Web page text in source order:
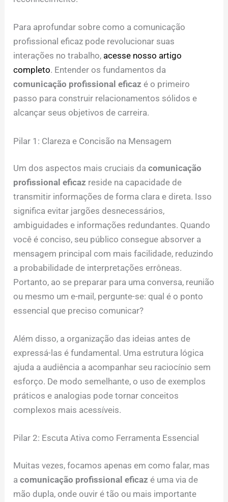
Para aprofundar sobre como a comunicação
profissional eficaz pode revolucionar suas
interações no trabalho, acesse nosso artigo
completo. Entender os fundamentos da
comunicação profissional eficaz é o primeiro
passo para construir relacionamentos sólidos e
alcançar seus objetivos de carreira.
Pilar 1: Clareza e Concisão na Mensagem
Um dos aspectos mais cruciais dacomunicação
profissional eficaz reside na capacidade de
transmitir informações de forma clara e direta. Isso
significa evitar jargões desnecessários,
ambiguidades e informações redundantes. Quando
você é conciso, seu público consegue absorver a
mensagem principal com mais facilidade, reduzindo
a probabilidade de interpretações errôneas.
Portanto, ao se preparar para uma conversa, reunião
ou mesmo um e-mail, pergunte-se: qual é o ponto
essencial que preciso comunicar?
Além disso, a organização das ideias antes de
expressá-las é fundamental. Uma estrutura lógica
ajuda a audiência a acompanhar seu raciocínio sem
esforço. De modo semelhante, o uso de exemplos
práticos e analogias pode tornar conceitos
complexos mais acessíveis.
Pilar 2: Escuta Ativa como Ferramenta Essencial
Muitas vezes, focamos apenas em como falar, mas
acomunicação profissional eficaz é uma via de
mão dupla, onde ouvir é tão ou mais importante